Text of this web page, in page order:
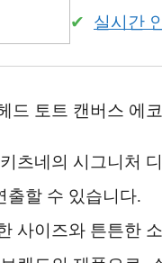
실시간
드 토트 캔버스 에
츠네의 시그니처
출할 수 있습니다.
사이즈와 튼튼한